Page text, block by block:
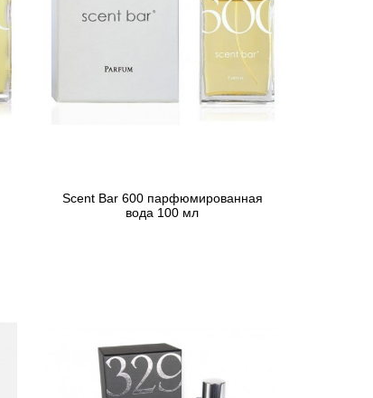
Scent Bar 600 парфюмированная
вода 100 мл